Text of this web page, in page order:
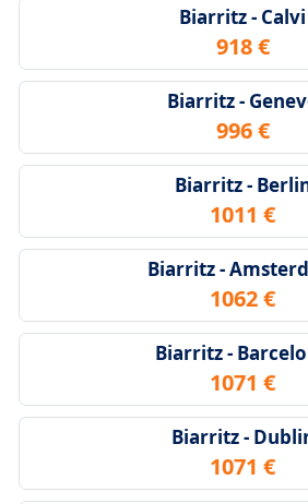
Biarritz - Calvi
918 €
Biarritz -
996 €
Biarritz -
1011 €
Biarritz -
1062 €
Biarritz -
1071 €
Biarritz -
1071 €